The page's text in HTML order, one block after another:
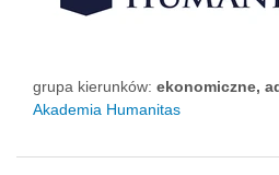
grupa kierunków: ekonomiczne,
Akademia Humanitas